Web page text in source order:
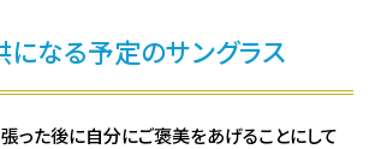
になる予定のサングラス
張った後に自分にご褒美をあげることにして